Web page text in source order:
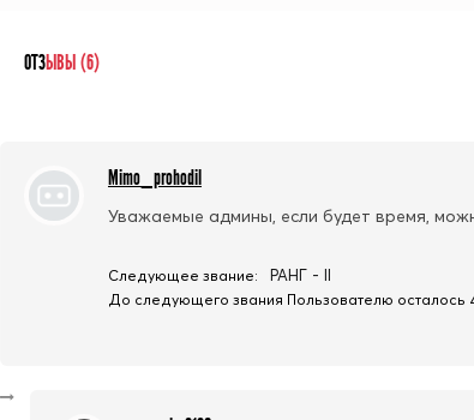
ОТЗЫВЫ (6)
Mimo_prohodil
Уважаемые админы, если будет время,
Следующее звание: РАНГ - II
До следующего звания Пользователю осталось